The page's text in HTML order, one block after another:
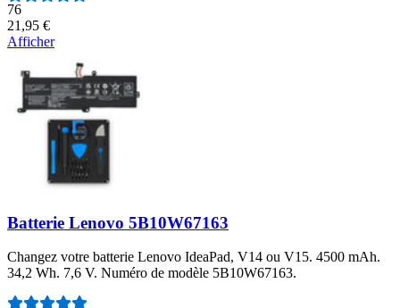
Nombre d'avis :
76
21,95 €
Afficher
Batterie Lenovo 5B10W67163
Changez votre batterie Lenovo IdeaPad, V14 ou V15. 4500 mAh.
34,2 Wh. 7,6 V. Numéro de modèle 5B10W67163.